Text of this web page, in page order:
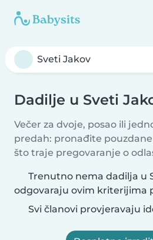
Dadilje u Sveti
Večer za dvoje, posao ili
predah: pronađite
što traje pregovaranje o
Trenutno nema dadilja u
odgovaraju ovim kriterijima
Svi članovi provjeravaju